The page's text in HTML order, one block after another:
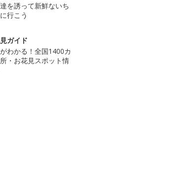
を誘って新鮮ないち
行こう
ガイド
わかる！全国1400カ
・お花見スポット情